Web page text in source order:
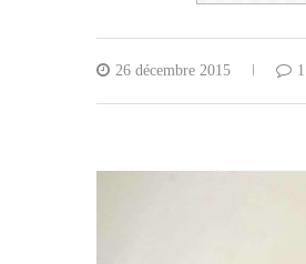
26 décembre 2015